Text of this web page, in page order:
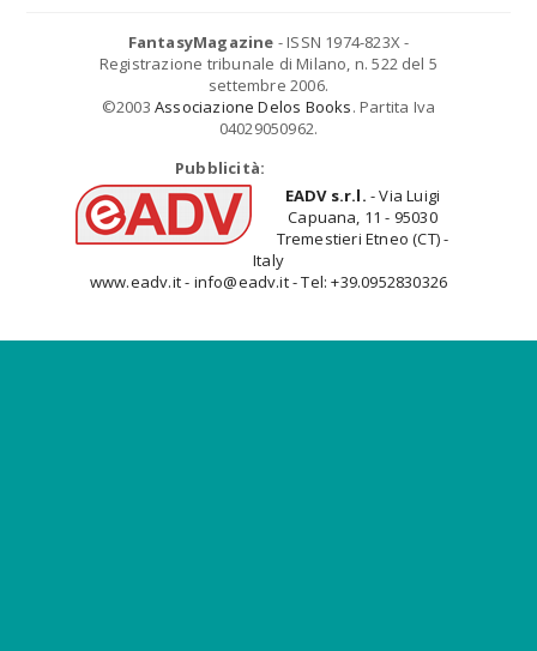
FantasyMagazine - ISSN 1974-823X -
Registrazione tribunale di Milano, n. 522 del 5
settembre 2006.
©2003 Associazione Delos Books. Partita Iva
04029050962.
Pubblicità:
EADV s.r.l. - Via Luigi
Capuana, 11 - 95030
Tremestieri Etneo (CT) -
Italy
www.eadv.it - info@eadv.it - Tel: +39.0952830326